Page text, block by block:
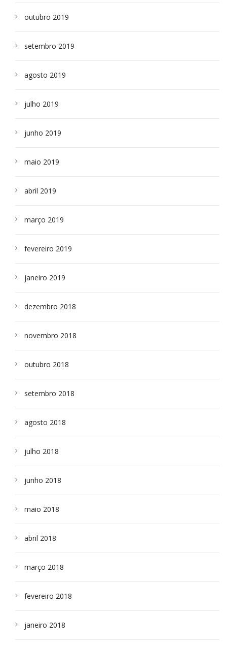
outubro 2019
setembro 2019
agosto 2019
julho 2019
junho 2019
maio 2019
abril 2019
março 2019
fevereiro 2019
janeiro 2019
dezembro 2018
novembro 2018
outubro 2018
setembro 2018
agosto 2018
julho 2018
junho 2018
maio 2018
abril 2018
março 2018
fevereiro 2018
janeiro 2018